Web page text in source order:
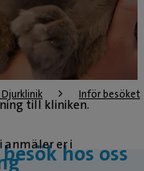
Inför besöket
hos oss
till kliniken.
er i